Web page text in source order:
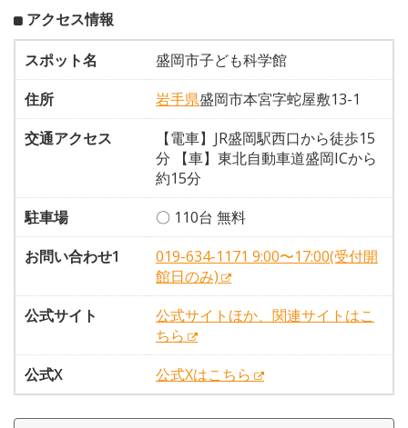
アクセス情報
スポット名
盛岡市子ども科学館
住所
岩手県盛岡市本宮字蛇屋敷13-1
交通アクセス
【電車】JR盛岡駅西口から徒歩15
分 【車】東北自動車道盛岡ICから
約15分
駐車場
〇 110台 無料
お問い合わせ1
019-634-1171 9:00〜17:00(受付開
館日のみ)
公式サイト
公式サイトほか、関連サイトはこ
ちら
公式X
公式Xはこちら